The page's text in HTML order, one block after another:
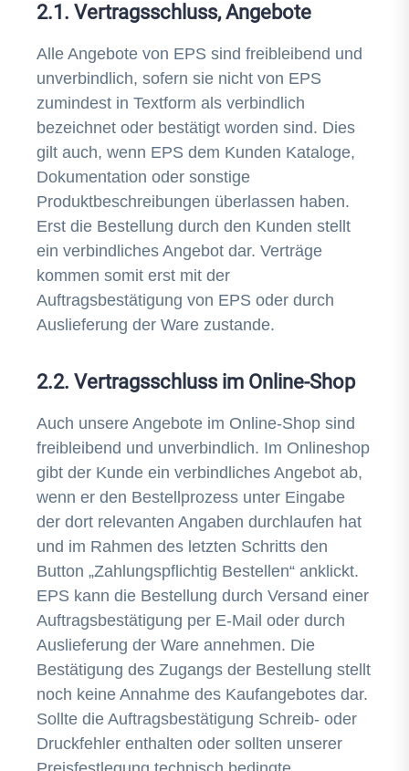
2.1. Vertragsschluss, Angebote
Alle Angebote von EPS sind freibleibend und
unverbindlich, sofern sie nicht von EPS
zumindest in Textform als verbindlich
bezeichnet oder bestätigt worden sind. Dies
gilt auch, wenn EPS dem Kunden Kataloge,
Dokumentation oder sonstige
Produktbeschreibungen überlassen haben.
Erst die Bestellung durch den Kunden stellt
ein verbindliches Angebot dar. Verträge
kommen somit erst mit der
Auftragsbestätigung von EPS oder durch
Auslieferung der Ware zustande.
2.2. Vertragsschluss im Online-Shop
Auch unsere Angebote im Online-Shop sind
freibleibend und unverbindlich. Im Onlineshop
gibt der Kunde ein verbindliches Angebot ab,
wenn er den Bestellprozess unter Eingabe
der dort relevanten Angaben durchlaufen hat
und im Rahmen des letzten Schritts den
Button „Zahlungspflichtig Bestellen“ anklickt.
EPS kann die Bestellung durch Versand einer
Auftragsbestätigung per E-Mail oder durch
Auslieferung der Ware annehmen. Die
Bestätigung des Zugangs der Bestellung stellt
noch keine Annahme des Kaufangebotes dar.
Sollte die Auftragsbestätigung Schreib- oder
Druckfehler enthalten oder sollten unserer